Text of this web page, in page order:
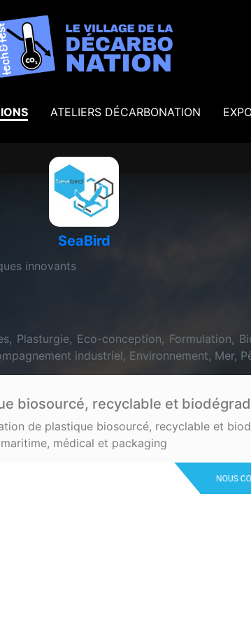
ATELIERS DÉCARBONATION
SeaBird
innovants
Plasturgie, Eco-conception, Formulation,
industriel, Environnement, Mer,
biosourcé, recyclable et
de plastique biosourcé, recyclable et
maritime, médical et packaging